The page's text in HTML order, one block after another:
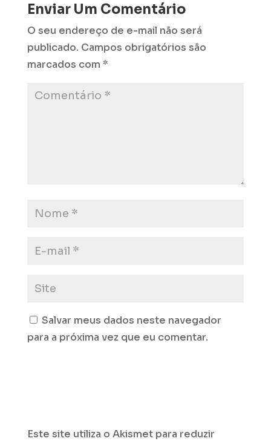
Enviar Um Comentário
O seu endereço de e-mail não será
publicado. Campos obrigatórios são
marcados com *
Salvar meus dados neste navegador
para a próxima vez que eu comentar.
Este site utiliza o Akismet para reduzir